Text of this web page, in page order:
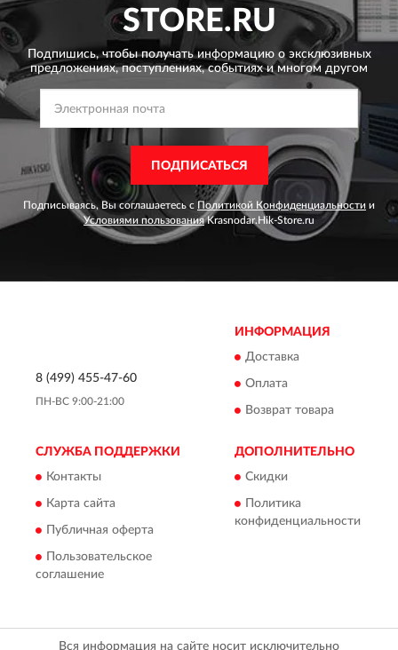
STORE.RU
Подпишись, чтобы получать информацию о эксклюзивных
предложениях,поступлениях, событиях и многом другом
ПОДПИСАТЬСЯ
Подписываясь, Вы соглашаетесь с Политикой Конфиденциальности и
Условиями пользованияKrasnodar.Hik-Store.ru
8 (499) 455-47-60
ПН-ВС 9:00-21:00
ИНФОРМАЦИЯ
Доставка
Оплата
Возврат товара
СЛУЖБА ПОДДЕРЖКИ
Контакты
Карта сайта
Публичная оферта
Пользовательское
соглашение
ДОПОЛНИТЕЛЬНО
Скидки
Политика
конфиденциальности
Вся информация на сайте носит исключительно